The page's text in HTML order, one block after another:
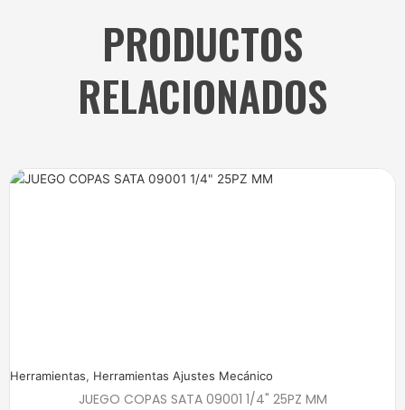
PRODUCTOS
RELACIONADOS
Herramientas, Herramientas Ajustes Mecánico
JUEGO COPAS SATA 09001 1/4" 25PZ MM